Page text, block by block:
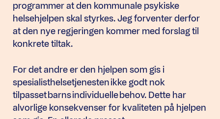
programmer at den kommunale psykiske
helsehjelpen skal styrkes. Jeg forventer derfor
at den nye regjeringen kommer med forslag til
konkrete tiltak.
For det andre er den hjelpen som gis i
spesialisthelsetjenesten ikke godt nok
tilpasset barns individuelle behov. Dette har
alvorlige konsekvenser for kvaliteten på hjelpen